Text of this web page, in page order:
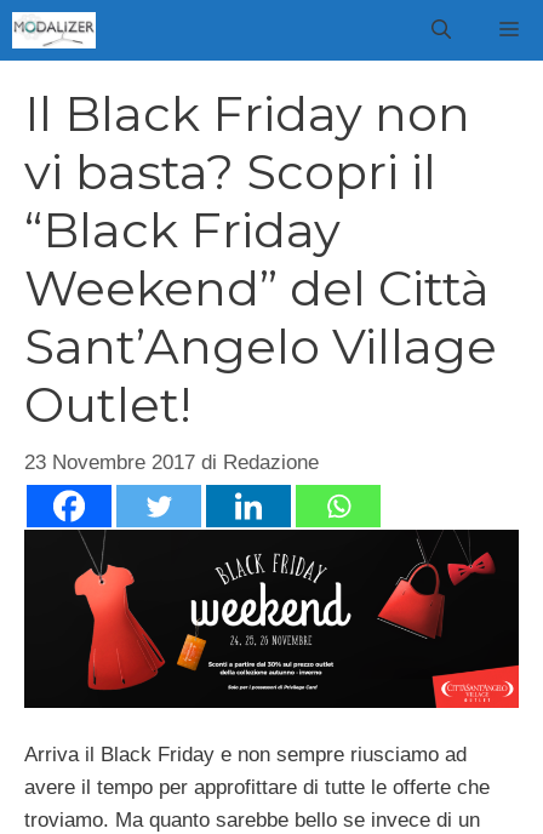
Vai
al
Il Black Friday non
vi basta? Scopri il
“Black Friday
Weekend” del Città
Sant’Angelo Village
Outlet!
23 Novembre 2017 di Redazione
Arriva il Black Friday e non sempre riusciamo ad
avere il tempo per approfittare di tutte le offerte che
troviamo. Ma quanto sarebbe bello se invece di un